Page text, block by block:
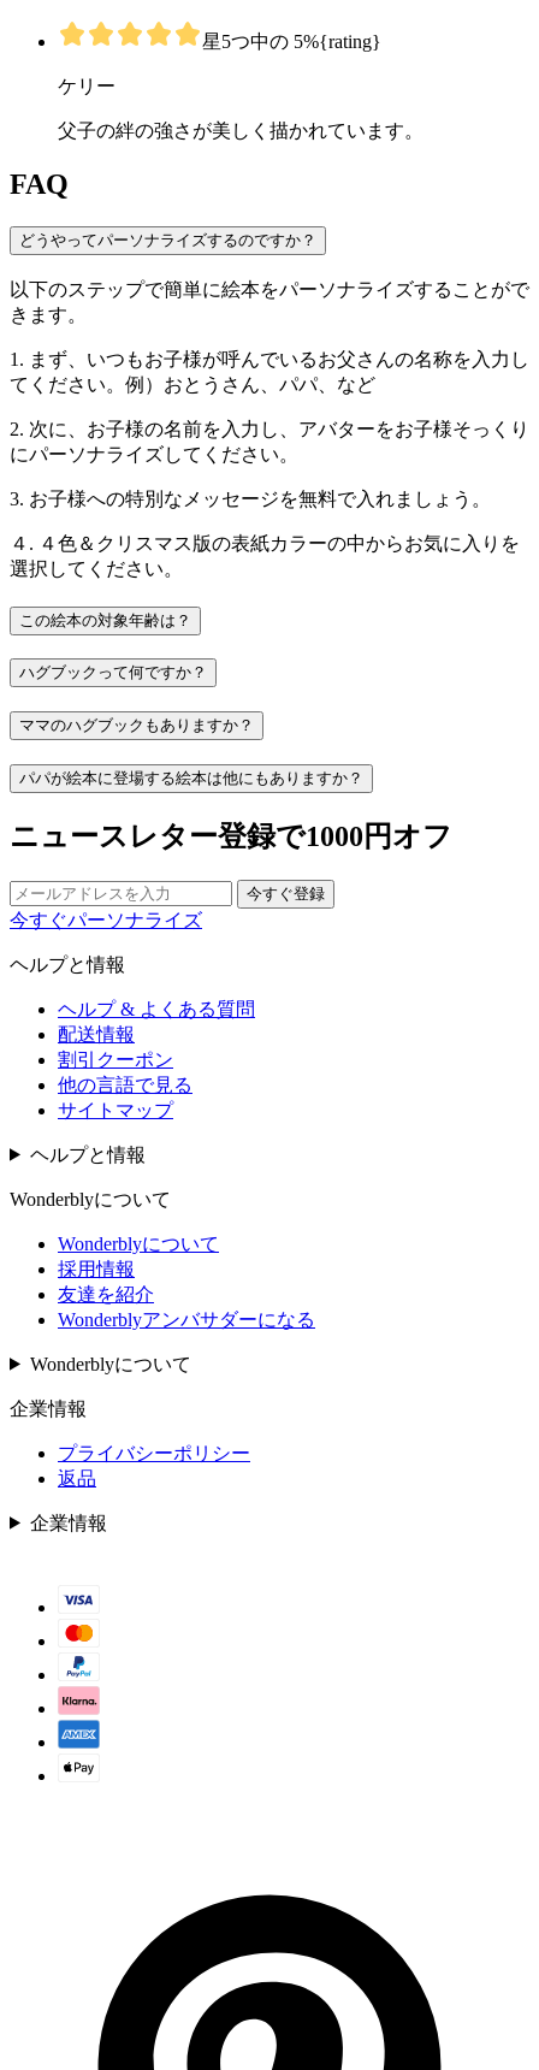
星5つ中の 5%{rating}
ケリー
父子の絆の強さが美しく描かれています。
FAQ
どうやってパーソナライズするのですか？
以下のステップで簡単に絵本をパーソナライズすることがで
きます。
1. まず、いつもお子様が呼んでいるお父さんの名称を入力し
てください。例）おとうさん、パパ、など
2. 次に、お子様の名前を入力し、アバターをお子様そっくり
にパーソナライズしてください。
3. お子様への特別なメッセージを無料で入れましょう。
４. ４色＆クリスマス版の表紙カラーの中からお気に入りを
選択してください。
この絵本の対象年齢は？
ハグブックって何ですか？
ママのハグブックもありますか？
パパが絵本に登場する絵本は他にもありますか？
ニュースレター登録で1000円オフ
今すぐ登録
今すぐパーソナライズ
ヘルプと情報
ヘルプ & よくある質問
配送情報
割引クーポン
他の言語で見る
サイトマップ
ヘルプと情報
Wonderblyについて
Wonderblyについて
採用情報
友達を紹介
Wonderblyアンバサダーになる
Wonderblyについて
企業情報
プライバシーポリシー
返品
企業情報